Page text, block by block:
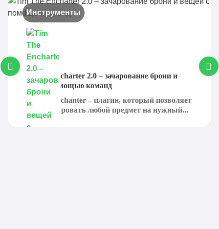
Инструменты
Tim The Encharter 2.0 – зачарование брони и
вещей с помощью команд
Tim The Enchanter – плагин, который позволяет
игроку зачаровать любой предмет на нужный...